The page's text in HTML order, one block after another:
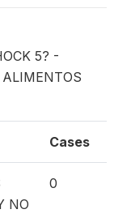
5? -
Cases
NO
0